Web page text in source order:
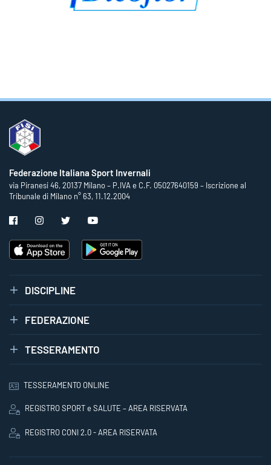
Federazione Italiana Sport Invernali
via Piranesi 46, 20137 Milano – P.IVA e C.F. 05027640159 – Iscrizione al
Tribunale di Milano n° 63, 11.12.2004
DISCIPLINE
FEDERAZIONE
TESSERAMENTO
TESSERAMENTO ONLINE
REGISTRO SPORT e SALUTE – AREA RISERVATA
REGISTRO CONI 2.0 - AREA RISERVATA